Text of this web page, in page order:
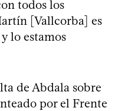
todos los
[Vallcorba] es
lo estamos
de Abdala sobre
por el Frente